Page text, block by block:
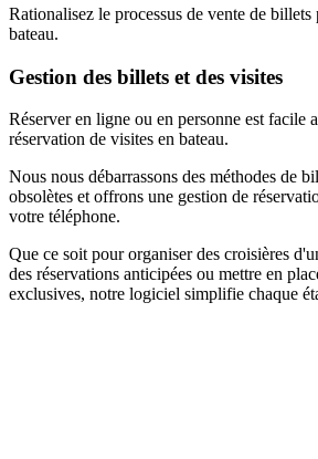
Rationalisez le processus de vente de billets
bateau.
Gestion des billets et des visites
Réserver en ligne ou en personne est facile
réservation de visites en bateau.
Nous nous débarrassons des méthodes de
obsolètes et offrons une gestion de
votre téléphone.
Que ce soit pour organiser des croisières
des réservations anticipées ou mettre en
exclusives, notre logiciel simplifie chaque